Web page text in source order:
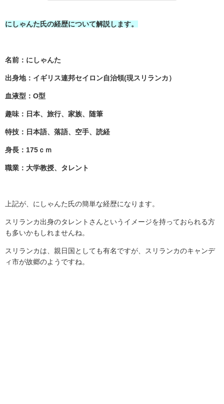
にしゃんた氏の経歴について解説します。
名前：にしゃんた
出身地：イギリス連邦セイロン自治領(現スリランカ）
血液型：O型
趣味：日本、旅行、家族、随筆
特技：日本語、落語、空手、読経
身長：175ｃｍ
職業：大学教授、タレント
上記が、にしゃんた氏の簡単な経歴になります。
スリランカ出身のタレントさんというイメージを持っておられる方
も多いかもしれませんね。
スリランカは、親日国としても有名ですが、スリランカのキャンデ
ィ市が故郷のようですね。